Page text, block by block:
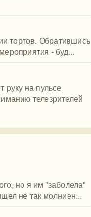
тортов. Обратившись
- буд...
руку на пульсе
телезрителей
но я им "заболела"
не так молниен...